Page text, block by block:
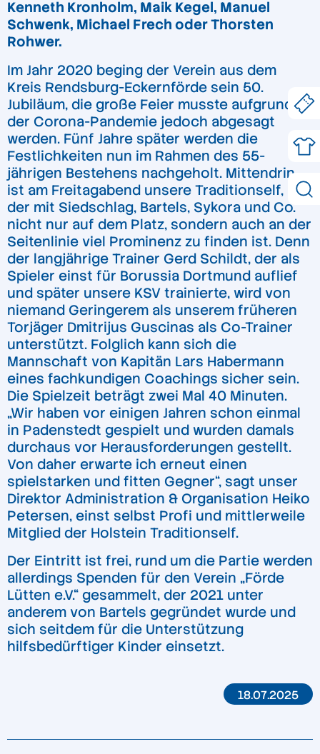
Kenneth Kronholm, Maik Kegel, Manuel
Schwenk, Michael Frech oder Thorsten
Rohwer.
Im Jahr 2020 beging der Verein aus dem
Kreis Rendsburg-Eckernförde sein 50.
Jubiläum, die große Feier musste aufgrund
der Corona-Pandemie jedoch abgesagt
werden. Fünf Jahre später werden die
Festlichkeiten nun im Rahmen des 55-
jährigen Bestehens nachgeholt. Mittendrin
ist am Freitagabend unsere Traditionself, bei
der mit Siedschlag, Bartels, Sykora und Co.
nicht nur auf dem Platz, sondern auch an der
Seitenlinie viel Prominenz zu finden ist. Denn
der langjährige Trainer Gerd Schildt, der als
Spieler einst für Borussia Dortmund auflief
und später unsere KSV trainierte, wird von
niemand Geringerem als unserem früheren
Torjäger Dmitrijus Guscinas als Co-Trainer
unterstützt. Folglich kann sich die
Mannschaft von Kapitän Lars Habermann
eines fachkundigen Coachings sicher sein.
Die Spielzeit beträgt zwei Mal 40 Minuten.
„Wir haben vor einigen Jahren schon einmal
in Padenstedt gespielt und wurden damals
durchaus vor Herausforderungen gestellt.
Von daher erwarte ich erneut einen
spielstarken und fitten Gegner“, sagt unser
Direktor Administration & Organisation Heiko
Petersen, einst selbst Profi und mittlerweile
Mitglied der Holstein Traditionself.
Der Eintritt ist frei, rund um die Partie werden
allerdings Spenden für den Verein „Förde
Lütten e.V.“ gesammelt, der 2021 unter
anderem von Bartels gegründet wurde und
sich seitdem für die Unterstützung
hilfsbedürftiger Kinder einsetzt.
18.07.2025